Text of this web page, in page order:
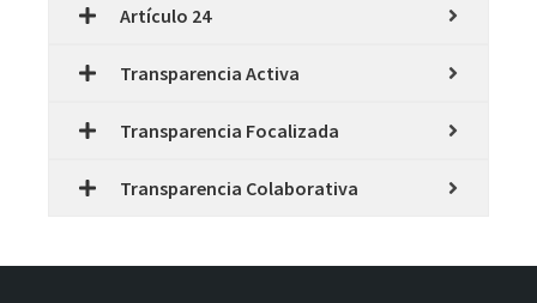
Artículo 24
Transparencia Activa
Transparencia Focalizada
Transparencia Colaborativa